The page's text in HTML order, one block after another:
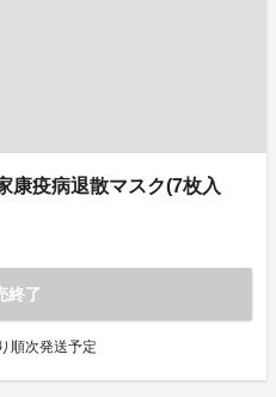
康疫病退散マスク(7枚入
終了
順次発送予定